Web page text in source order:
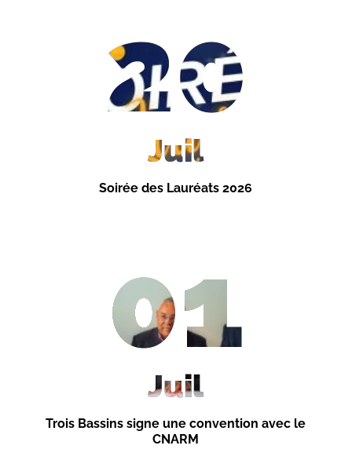
Soirée des Lauréats 2026
20
Juil
Trois Bassins signe une convention avec le
CNARM
01
Juil